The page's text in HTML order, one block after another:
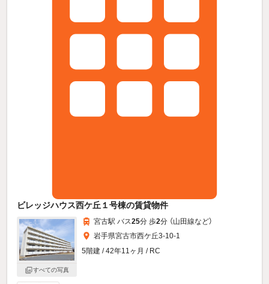
ビレッジハウス西ケ丘１号棟の賃貸物件
すべての写真
宮古駅 バス25分 歩2分 （山田線など）
岩手県宮古市西ケ丘3-10-1
5階建 / 42年11ヶ月 / RC